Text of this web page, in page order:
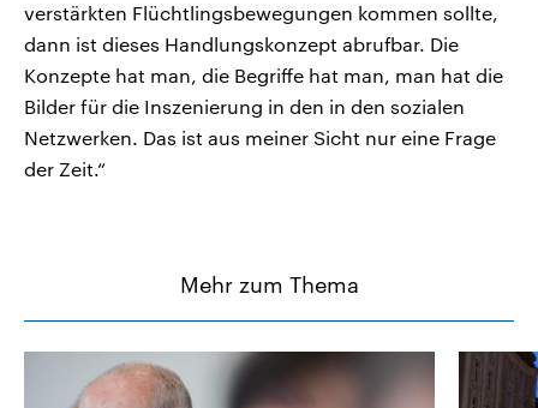
verstärkten Flüchtlingsbewegungen kommen sollte,
dann ist dieses Handlungskonzept abrufbar. Die
Konzepte hat man, die Begriffe hat man, man hat die
Bilder für die Inszenierung in den in den sozialen
Netzwerken. Das ist aus meiner Sicht nur eine Frage
der Zeit.“
Mehr zum Thema